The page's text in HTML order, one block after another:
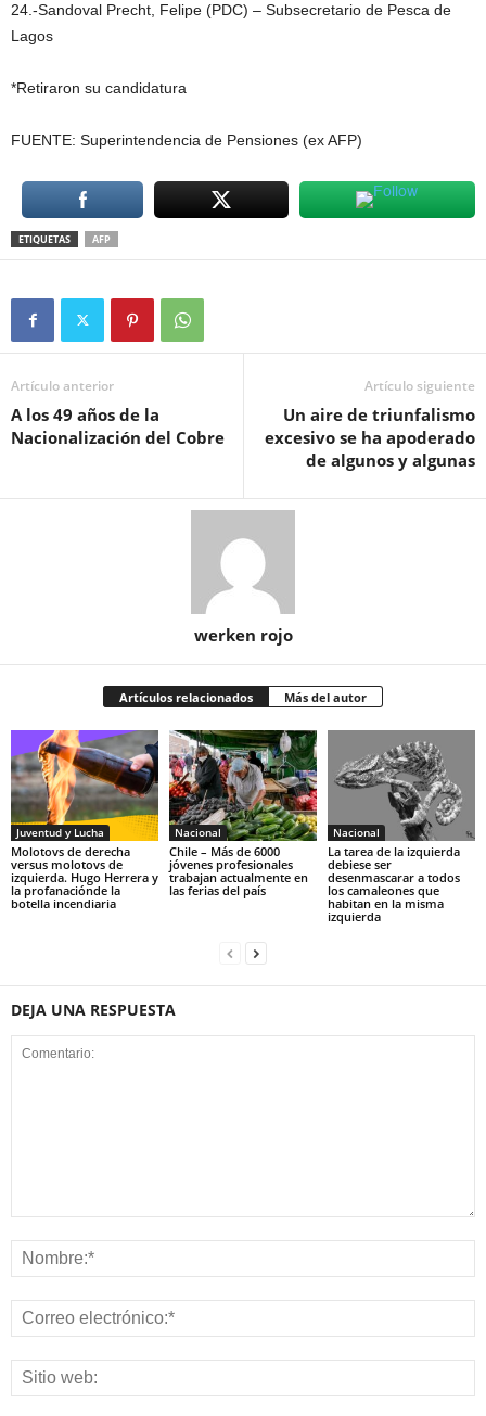
24.-Sandoval Precht, Felipe (PDC) – Subsecretario de Pesca de
Lagos
*Retiraron su candidatura
FUENTE: Superintendencia de Pensiones (ex AFP)
ETIQUETAS AFP
Artículo anterior
A los 49 años de la
Nacionalización del Cobre
Artículo siguiente
Un aire de triunfalismo
excesivo se ha apoderado
de algunos y algunas
werken rojo
Artículos relacionados Más del autor
Juventud y Lucha
Molotovs de derecha
versus molotovs de
izquierda. Hugo Herrera y
la profanaciónde la
botella incendiaria
Nacional
Chile – Más de 6000
jóvenes profesionales
trabajan actualmente en
las ferias del país
Nacional
La tarea de la izquierda
debiese ser
desenmascarar a todos
los camaleones que
habitan en la misma
izquierda
DEJA UNA RESPUESTA